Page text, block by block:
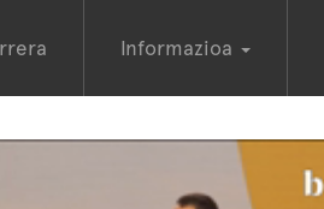
Informazioa